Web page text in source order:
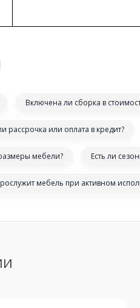
Включена ли сборка в
рассрочка или оплата в кредит?
мебели? Есть ли
мебель при активном